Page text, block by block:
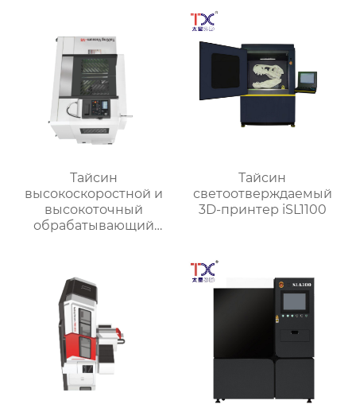
Тайсин
высокоскоростной и
высокоточный
обрабатывающий
Тайсин
светоотверждаемый
3D-принтер iSL1100